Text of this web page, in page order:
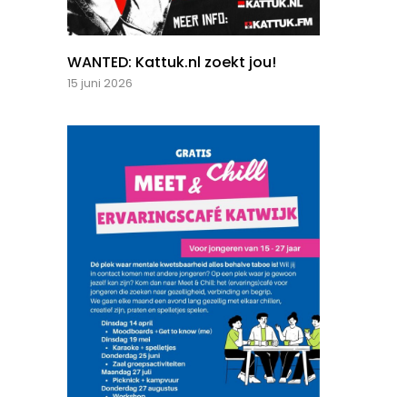
WANTED: Kattuk.nl zoekt jou!
15 juni 2026